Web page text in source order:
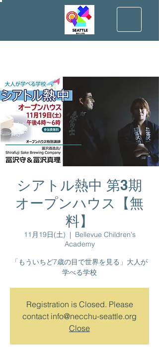
シアトル熱中 第3期
オープンハウス【無
料】
11月19日(土)
  |
Bellevue Children's
Academy
「もういちど7歳の目で世界を見る」大人が
Registration is Closed. Please
contact info@necchu-seattle.org
Close